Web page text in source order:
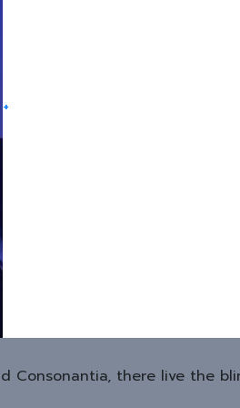
+
there live the